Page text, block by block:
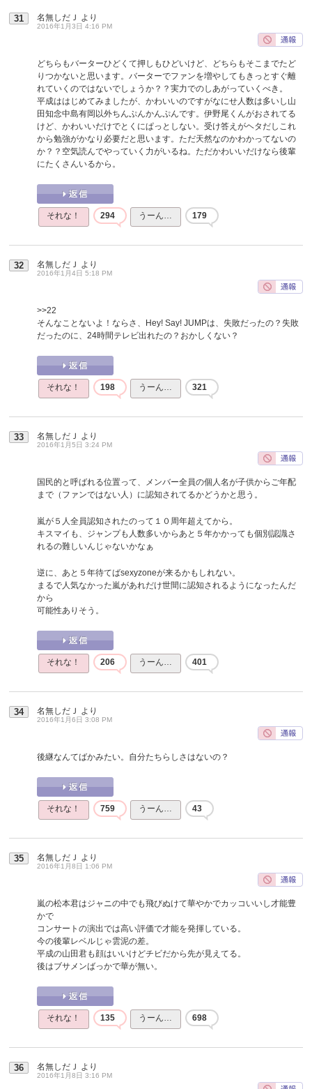
31 名無しだＪ より
2016年1月3日 4:16 PM
どちらもバーターひどくて押しもひどいけど、どちらもそこまでたど
りつかないと思います。バーターでファンを増やしてもきっとすぐ離
れていくのではないでしょうか？？実力でのしあがっていくべき。
平成ははじめてみましたが、かわいいのですがなにせ人数は多いし山
田知念中島有岡以外ちんぷんかんぷんです。伊野尾くんがおされてる
けど、かわいいだけでとくにぱっとしない。受け答えがヘタだしこれ
から勉強がかなり必要だと思います。ただ天然なのかわかってないの
か？？空気読んでやっていく力がいるね。ただかわいいだけなら後輩
にたくさんいるから。
それな！ 294 うーん… 179
32 名無しだＪ より
2016年1月4日 5:18 PM
>>22
そんなことないよ！ならさ、Hey! Say! JUMPは、失敗だったの？失敗
だったのに、24時間テレビ出れたの？おかしくない？
それな！ 198 うーん… 321
33 名無しだＪ より
2016年1月5日 3:24 PM
国民的と呼ばれる位置って、メンバー全員の個人名が子供からご年配
まで（ファンではない人）に認知されてるかどうかと思う。
嵐が５人全員認知されたのって１０周年超えてから。
キスマイも、ジャンプも人数多いからあと５年かかっても個別認識さ
れるの難しいんじゃないかなぁ
逆に、あと５年待てばsexyzoneが来るかもしれない。
まるで人気なかった嵐があれだけ世間に認知されるようになったんだ
から
可能性ありそう。
それな！ 206 うーん… 401
34 名無しだＪ より
2016年1月6日 3:08 PM
後継なんてばかみたい。自分たちらしさはないの？
それな！ 759 うーん… 43
35 名無しだＪ より
2016年1月8日 1:06 PM
嵐の松本君はジャニの中でも飛びぬけて華やかでカッコいいし才能豊
かで
コンサートの演出では高い評価で才能を発揮している。
今の後輩レベルじゃ雲泥の差。
平成の山田君も顔はいいけどチビだから先が見えてる。
後はブサメンばっかで華が無い。
それな！ 135 うーん… 698
36 名無しだＪ より
2016年1月8日 3:16 PM